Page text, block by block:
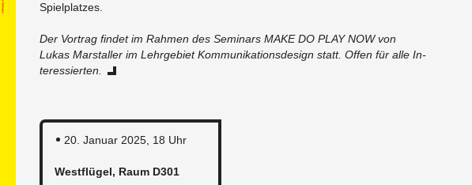
Spielplatzes.
Der Vor­trag findet im Rah­men des Sem­i­nars MAKE DO PLAY NOW von
Lukas Marstaller im Lehrge­biet Kom­mu­nika­tions­de­sign statt. Offen für alle In­
ter­essierten.
20. Jan­uar 2025, 18 Uhr
Westflügel, Raum D301